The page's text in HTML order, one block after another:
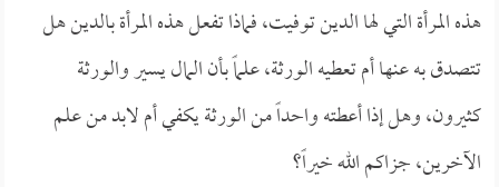
هذه المرأة التي لها الدين توفيت، فماذا تفعل هذه المرأة بالدين هل
تتصدق به عنها أم تعطيه الورثة، علماً بأن المال يسير والورثة
كثيرون، وهل إذا أعطته واحداً من الورثة يكفي أم لابد من علم
الآخرين، جزاكم الله خيراً؟